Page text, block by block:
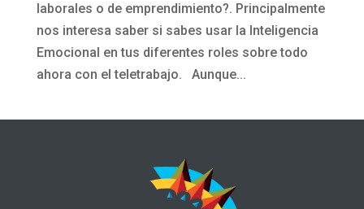
laborales o de emprendimiento?. Principalmente
nos interesa saber si sabes usar la Inteligencia
Emocional en tus diferentes roles sobre todo
ahora con el teletrabajo. Aunque...